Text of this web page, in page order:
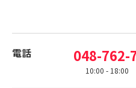
電話 048-762-
10:00 - 18:00